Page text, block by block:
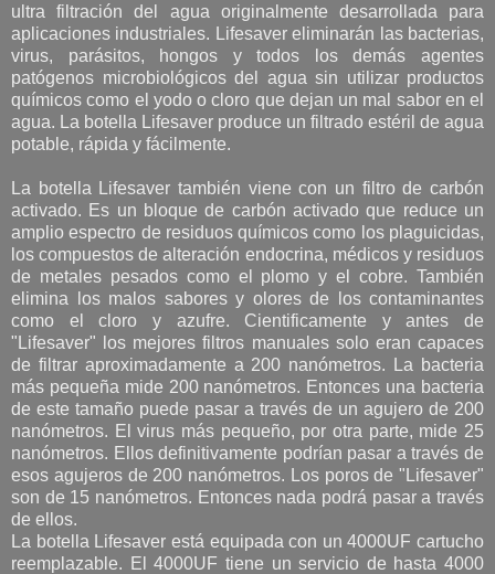
ultra filtración del agua originalmente desarrollada para
aplicaciones industriales. Lifesaver eliminarán las bacterias,
virus, parásitos, hongos y todos los demás agentes
patógenos microbiológicos del agua sin utilizar productos
químicos como el yodo o cloro que dejan un mal sabor en el
agua. La botella Lifesaver produce un filtrado estéril de agua
potable, rápida y fácilmente.
La botella Lifesaver también viene con un filtro de carbón
activado. Es un bloque de carbón activado que reduce un
amplio espectro de residuos químicos como los plaguicidas,
los compuestos de alteración endocrina, médicos y residuos
de metales pesados como el plomo y el cobre. También
elimina los malos sabores y olores de los contaminantes
como el cloro y azufre. Cientificamente y antes de
"Lifesaver" los mejores filtros manuales solo eran capaces
de filtrar aproximadamente a 200 nanómetros. La bacteria
más pequeña mide 200 nanómetros. Entonces una bacteria
de este tamaño puede pasar a través de un agujero de 200
nanómetros. El virus más pequeño, por otra parte, mide 25
nanómetros. Ellos definitivamente podrían pasar a través de
esos agujeros de 200 nanómetros. Los poros de "Lifesaver"
son de 15 nanómetros. Entonces nada podrá pasar a través
de ellos.
La botella Lifesaver está equipada con un 4000UF cartucho
reemplazable. El 4000UF tiene un servicio de hasta 4000